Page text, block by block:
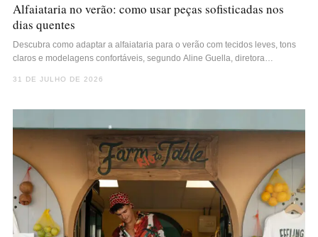
Alfaiataria no verão: como usar peças sofisticadas nos
dias quentes
Descubra como adaptar a alfaiataria para o verão com tecidos leves, tons
claros e modelagens confortáveis, segundo Aline Guella, diretora…
31 DE JULHO DE 2026